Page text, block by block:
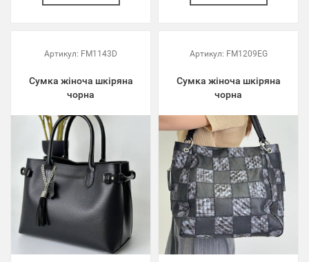
Артикул: FM1143D
Сумка жіноча шкіряна
чорна
Артикул: FM1209EG
Сумка жіноча шкіряна
чорна